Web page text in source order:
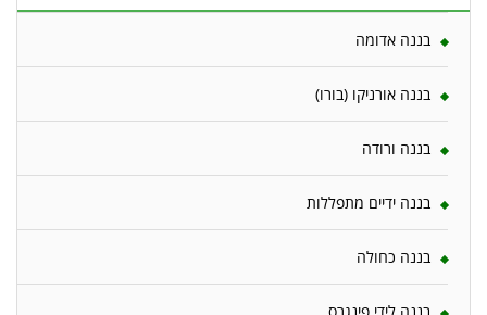
בננה אדומה
בננה אורניקו (בורו)
בננה ורודה
בננה ידיים מתפללות
בננה כחולה